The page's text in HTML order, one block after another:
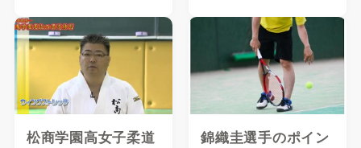
松商学園高女子柔道
錦織圭選手のポイン